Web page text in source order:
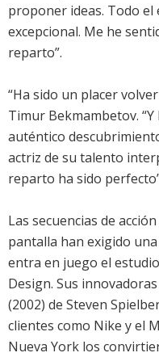
proponer ideas. Todo el
excepcional. Me he
reparto”.
“Ha sido un placer
Timur Bekmambetov.
auténtico
actriz de su talento
reparto ha sido
Las secuencias de
pantalla han exigido
entra en juego el
Design. Sus
(2002) de Steven
clientes como Nike y el
Nueva York los